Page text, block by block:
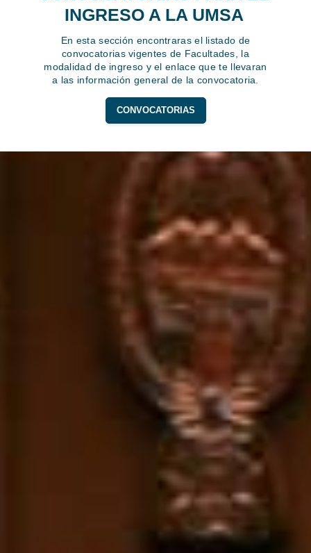
INGRESO A LA UMSA
En esta sección encontraras el listado de
convocatorias vigentes de Facultades, la
modalidad de ingreso y el enlace que te llevaran
a las información general de la convocatoria.
CONVOCATORIAS